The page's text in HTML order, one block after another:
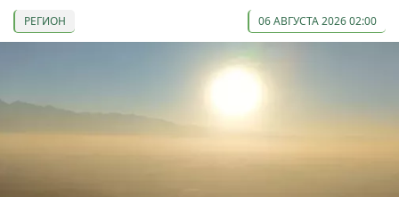
РЕГИОН 06 АВГУСТА 2026 02:00